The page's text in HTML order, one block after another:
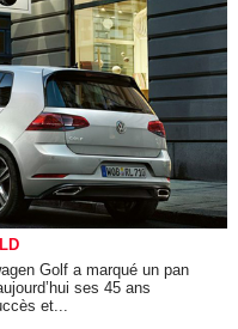
Golf a marqué un pan
ses 45 ans
et...